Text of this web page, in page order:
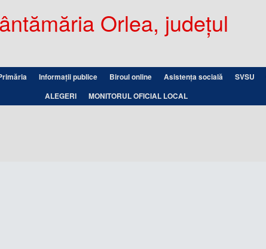
Orlea, județul
Informații publice Biroul online Asistența socială SVSU
ALEGERI
MONITORUL OFICIAL LOCAL